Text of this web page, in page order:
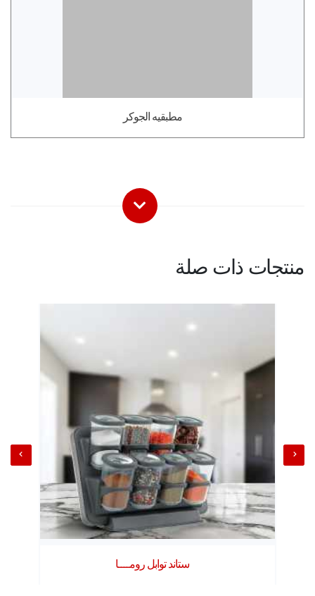
مطبقيه الجوكر
منتجات ذات صلة
ستاند توابل رومــــا